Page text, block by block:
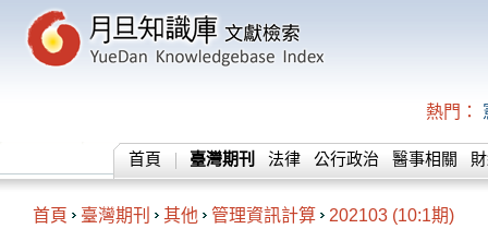
熱門：
首頁 臺灣期刊 法律 公行政治 醫事相關
首頁 臺灣期刊 其他 管理資訊計算 202103 (10:1期)